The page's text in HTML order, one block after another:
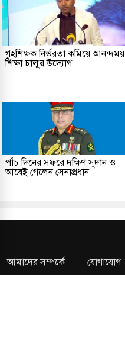
গৃহশিক্ষক নির্ভরতা কমিয়ে আনন্দময়
শিক্ষা চালুর উদ্যোগ
পাঁচ দিনের সফরে দক্ষিণ সুদান ও
আবেই গেলেন সেনাপ্রধান
আমাদের সম্পর্কে যোগাযোগ